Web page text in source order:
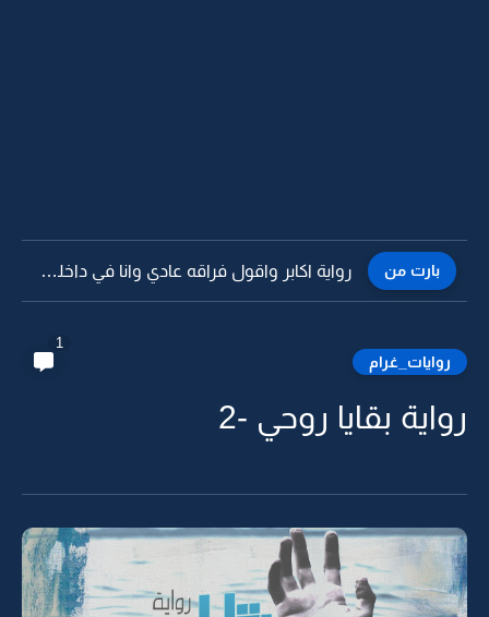
بارت من رواية اكابر واقول فراقه عادي وانا في داخلي اصرخ -31
روايات_غرام
1
رواية بقايا روحي -2